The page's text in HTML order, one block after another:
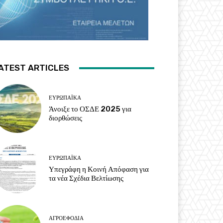
ARTICLES
ΕΥΡΩΠΑΪΚΆ
Άνοιξε το ΟΣΔΕ 2025 για
διορθώσεις
ΕΥΡΩΠΑΪΚΆ
Υπεγράφη η Κοινή Απόφαση για
τα νέα Σχέδια Βελτίωσης
ΑΓΡΟΕΦΌΔΙΑ